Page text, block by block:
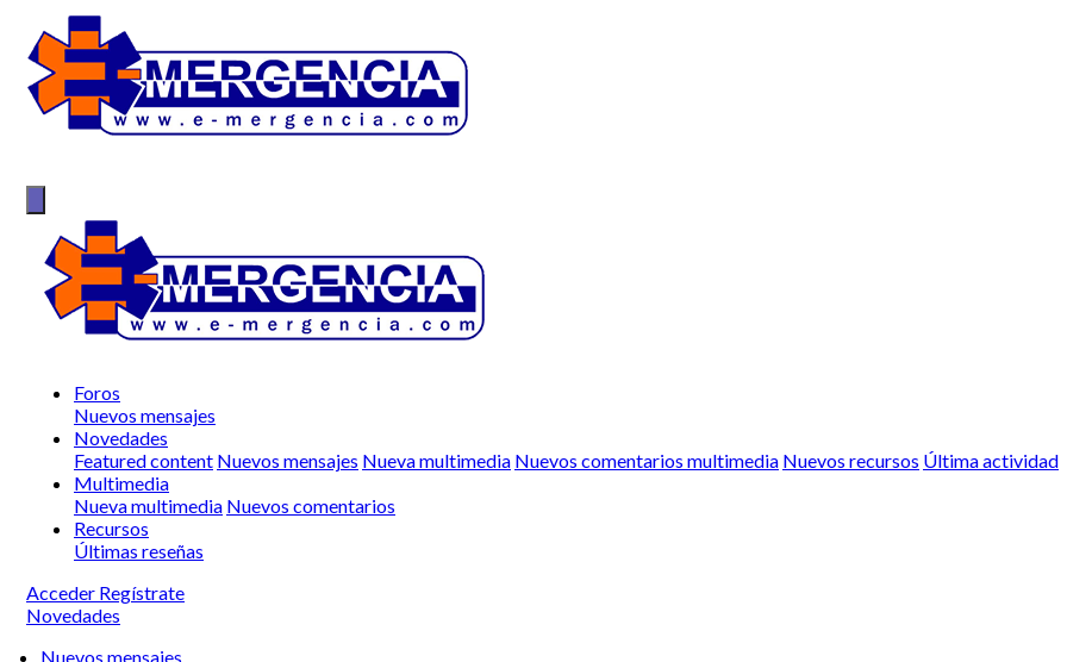
Foros
Nuevos mensajes
Novedades
Featured content Nuevos mensajes Nueva multimedia Nuevos comentarios multimedia Nuevos recursos Última actividad
Multimedia
Nueva multimedia Nuevos comentarios
Recursos
Últimas reseñas
Acceder Regístrate
Novedades
Nuevos mensajes